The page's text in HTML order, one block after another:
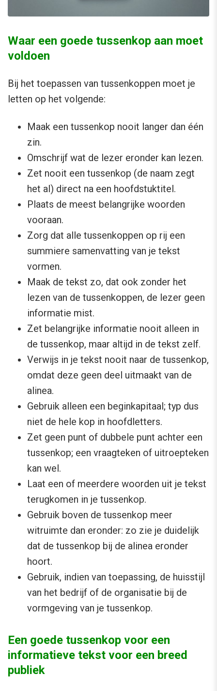
Waar een goede tussenkop aan moet
voldoen
Bij het toepassen van tussenkoppen moet je
letten op het volgende:
Maak een tussenkop nooit langer dan één
zin.
Omschrijf wat de lezer eronder kan lezen.
Zet nooit een tussenkop (de naam zegt
het al) direct na een hoofdstuktitel.
Plaats de meest belangrijke woorden
vooraan.
Zorg dat alle tussenkoppen op rij een
summiere samenvatting van je tekst
vormen.
Maak de tekst zo, dat ook zonder het
lezen van de tussenkoppen, de lezer geen
informatie mist.
Zet belangrijke informatie nooit alleen in
de tussenkop, maar altijd in de tekst zelf.
Verwijs in je tekst nooit naar de tussenkop,
omdat deze geen deel uitmaakt van de
alinea.
Gebruik alleen een beginkapitaal; typ dus
niet de hele kop in hoofdletters.
Zet geen punt of dubbele punt achter een
tussenkop; een vraagteken of uitroepteken
kan wel.
Laat een of meerdere woorden uit je tekst
terugkomen in je tussenkop.
Gebruik boven de tussenkop meer
witruimte dan eronder: zo zie je duidelijk
dat de tussenkop bij de alinea eronder
hoort.
Gebruik, indien van toepassing, de huisstijl
van het bedrijf of de organisatie bij de
vormgeving van je tussenkop.
Een goede tussenkop voor een
informatieve tekst voor een breed
publiek